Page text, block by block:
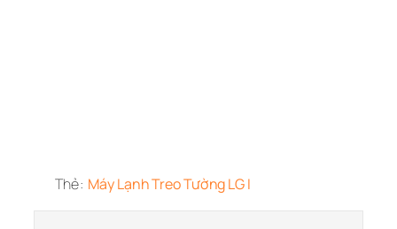
Thẻ: Máy Lạnh Treo Tường LG I